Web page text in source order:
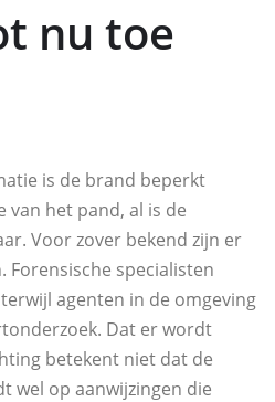
nu toe
is de brand beperkt
van het pand, al is de
Voor zover bekend zijn er
Forensische specialisten
agenten in de omgeving
Dat er wordt
betekent niet dat de
wel op aanwijzingen die